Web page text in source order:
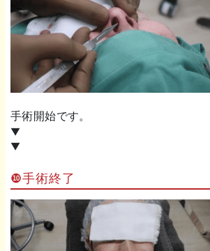
手術開始です。
▼
▼
❿手術終了